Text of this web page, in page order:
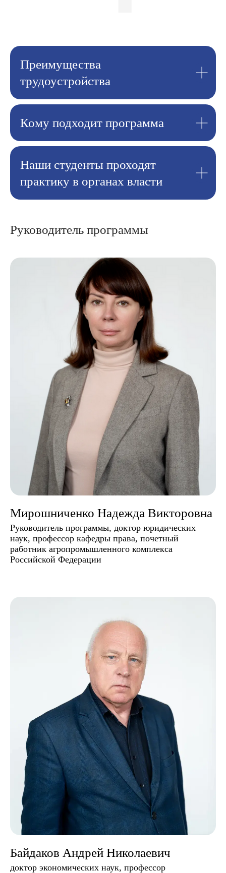
Преимущества
трудоустройства
Кому подходит программа
Наши студенты проходят
практику в органах власти
Руководитель программы
Мирошниченко Надежда Викторовна
Руководитель программы, доктор юридических
наук, профессор кафедры права, почетный
работник агропромышленного комплекса
Российской Федерации
Байдаков Андрей Николаевич
доктор экономических наук, профессор